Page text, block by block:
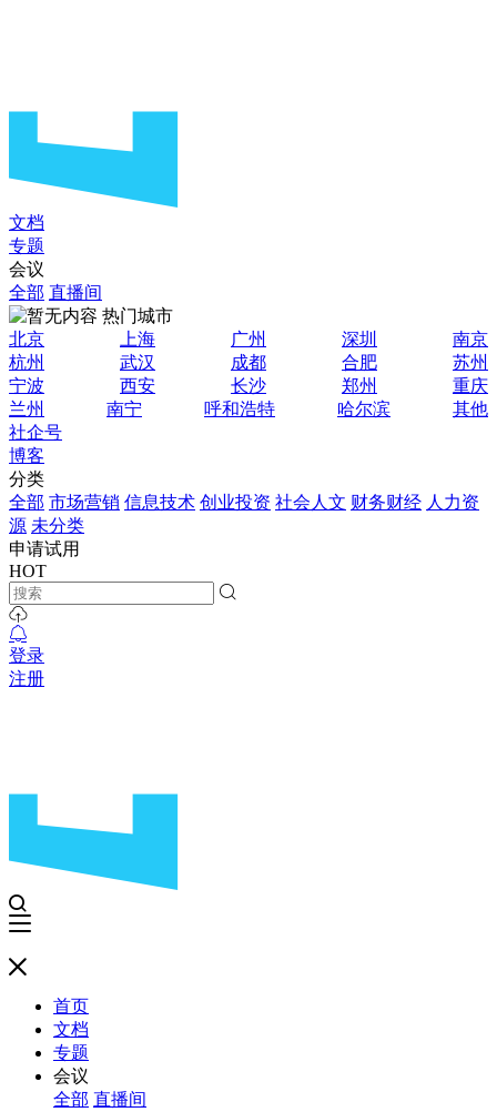
文档
专题
会议
全部 直播间
热门城市
北京
上海 广州 深圳
南京
杭州
武汉 成都 合肥
苏州
宁波
西安 长沙 郑州
重庆
兰州
南宁 呼和浩特 哈尔滨
其他
社企号
博客
分类
全部 市场营销 信息技术 创业投资 社会人文 财务财经 人力资
源 未分类
申请试用
HOT
登录
注册
首页
文档
专题
会议
全部 直播间